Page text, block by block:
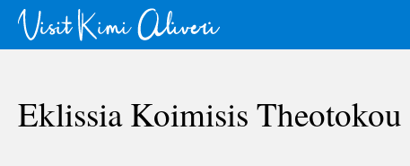
Eklissia Koimisis